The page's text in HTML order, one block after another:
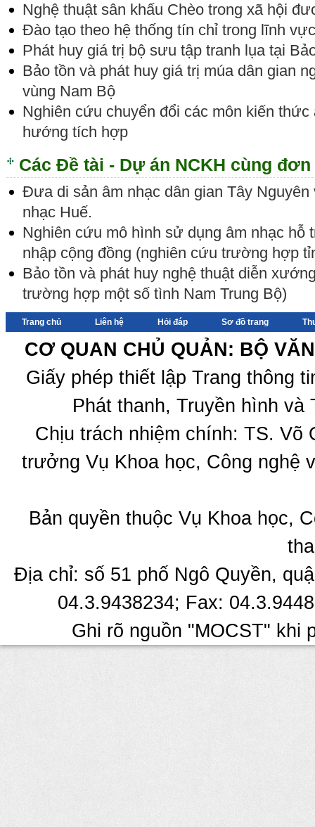
Nghệ thuật sân khấu Chèo trong xã hội
Đào tạo theo hệ thống tín chỉ trong lĩnh
Phát huy giá trị bộ sưu tập tranh lụa tại
Bảo tồn và phát huy giá trị múa dân gian
vùng Nam Bộ
Nghiên cứu chuyển đổi các môn kiến thức
hướng tích hợp
Các Đề tài - Dự án NCKH cùng
Đưa di sản âm nhạc dân gian Tây
nhạc Huế.
Nghiên cứu mô hình sử dụng âm nhạc hỗ
nhập cộng đồng (nghiên cứu trường hợp
Bảo tồn và phát huy nghệ thuật diễn
trường hợp một số tình Nam Trung Bộ)
Trang chủ Liên hệ Hỏi đáp Sơ đồ trang
CƠ QUAN CHỦ QUẢN: BỘ
Giấy phép thiết lập Trang thông
Phát thanh, Truyền hình
Chịu trách nhiệm chính: TS.
trưởng Vụ Khoa học, Công nghệ
Bản quyền thuộc Vụ Khoa học,
Địa chỉ: số 51 phố Ngô Quyền,
04.3.9438234; Fax:
Ghi rõ nguồn "MOCST" khi